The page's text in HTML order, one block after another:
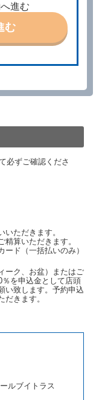
を取り消すこと
ところにより予
します。
たとき、又は貸
約は取り消され
領済の予約申込
クラスのレンタ
、予約と異なる
レンタカー」と
とができるもの
でレンタカー提
された車種クラ
約した車種クラ
れた車種クラス
代替レンタカー
とします。
進む
む
必ずご確認くださ
ただきます。
精算いただきます。
ド（一括払いのみ）
ーク、お盆）またはご
を申込金として店頭
い致します。予約申込
きます。
ルブイトラス